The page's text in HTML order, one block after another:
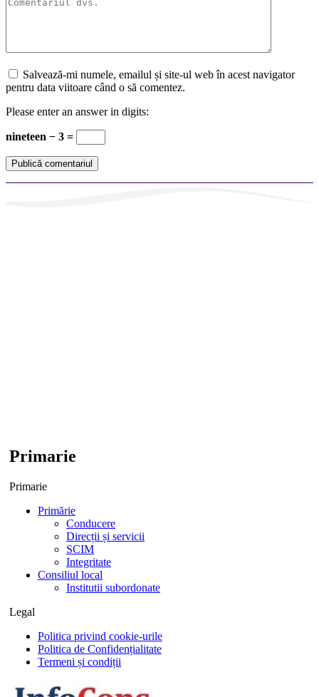
Salvează-mi numele, emailul și site-ul web în acest navigator
pentru data viitoare când o să comentez.
Please enter an answer in digits:
nineteen − 3 =
Primarie
Primarie
Primărie
Conducere
Direcții și servicii
SCIM
Integritate
Consiliul local
Institutii subordonate
Legal
Politica privind cookie-urile
Politica de Confidențialitate
Termeni și condiții